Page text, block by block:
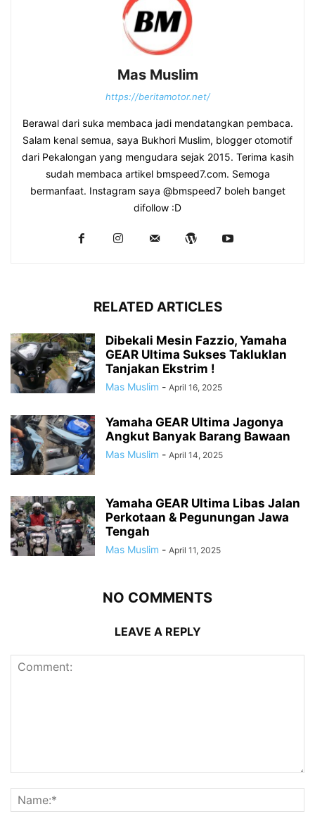
Mas Muslim
https://beritamotor.net/
Berawal dari suka membaca jadi mendatangkan pembaca.
Salam kenal semua, saya Bukhori Muslim, blogger otomotif
dari Pekalongan yang mengudara sejak 2015. Terima kasih
sudah membaca artikel bmspeed7.com. Semoga
bermanfaat. Instagram saya @bmspeed7 boleh banget
difollow :D
RELATED ARTICLES
Dibekali Mesin Fazzio, Yamaha
GEAR Ultima Sukses Takluklan
Tanjakan Ekstrim !
Mas Muslim - April 16, 2025
Yamaha GEAR Ultima Jagonya
Angkut Banyak Barang Bawaan
Mas Muslim - April 14, 2025
Yamaha GEAR Ultima Libas Jalan
Perkotaan & Pegunungan Jawa
Tengah
Mas Muslim - April 11, 2025
NO COMMENTS
LEAVE A REPLY